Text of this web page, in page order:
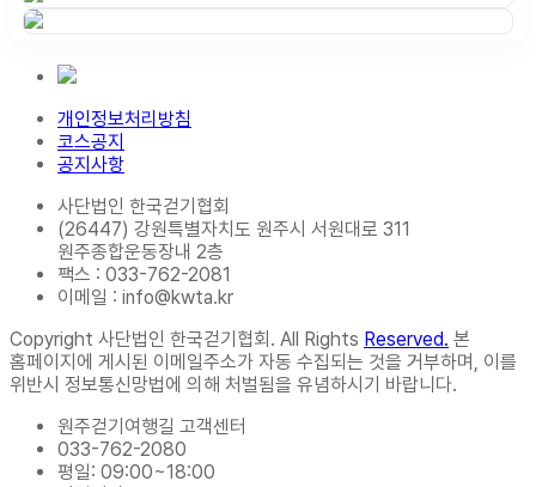
개인정보처리방침
코스공지
공지사항
사단법인 한국걷기협회
(26447) 강원특별자치도 원주시 서원대로 311
원주종합운동장내 2층
팩스 : 033-762-2081
이메일 : info@kwta.kr
Copyright 사단법인 한국걷기협회. All Rights Reserved. 본
홈페이지에 게시된 이메일주소가 자동 수집되는 것을 거부하며, 이를
위반시 정보통신망법에 의해 처벌됨을 유념하시기 바랍니다.
원주걷기여행길 고객센터
033-762-2080
평일: 09:00~18:00